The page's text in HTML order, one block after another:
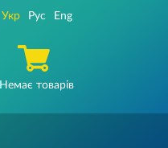
Укр Рус Eng
Немає товарів